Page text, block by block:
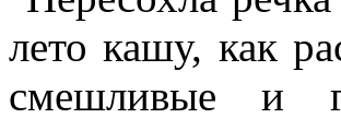
лето кашу, как
смешливые и